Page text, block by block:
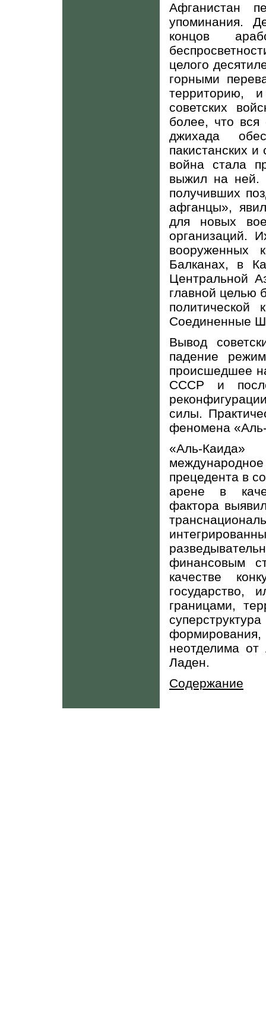
Афганистан
упоминания.
концов
целого
горными
территорию,
советских
более, что вся
джихада
пакистанских
война стала
выжил на ней.
получивших
афганцы»,
для новых
организаций.
вооруженных
Балканах, в
Центральной
главной целью
Соединенные
Вывод
падение
происшедшее
СССР и
силы.
феномена
«Аль-Каида»
прецедента в
арене в
фактора
финансовым
качестве
государство,
границами,
неотделима
Ладен.
Содержание